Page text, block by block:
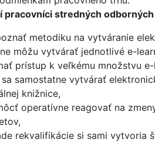
pracovníci stredných
metodiku na vytváranie
môžu vytvárať jednotlivé e-
prístup k veľkému množstvu
sa samostatne vytvárať
knižnice,
operatívne reagovať na
rekvalifikácie si sami vytvoria